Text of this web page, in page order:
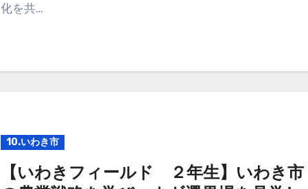
化を共…
10.いわき市
【いわきフィールド ２年生】いわき市